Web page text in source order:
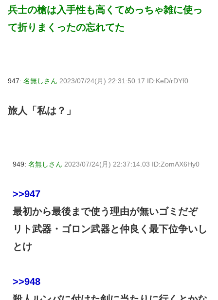
兵士の槍は入手性も高くてめっちゃ雑に使っ
て折りまくったの忘れてた
947: 名無しさん 2023/07/24(月) 22:31:50.17 ID:KeD/rDYf0
旅人「私は？」
949: 名無しさん 2023/07/24(月) 22:37:14.03 ID:ZomAX6Hy0
>>947
最初から最後まで使う理由が無いゴミだぞ
リト武器・ゴロン武器と仲良く最下位争いし
とけ
>>948